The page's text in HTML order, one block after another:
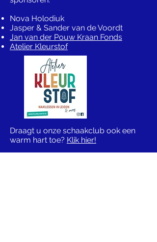
Nova Holodiuk
Jasper & Sander van de Voordt
Jan van der Pouw Kraan Fonds
Atelier Kleurstof
​​Draagt u onze schaakclub ook een
warm hart toe? Klik hier!